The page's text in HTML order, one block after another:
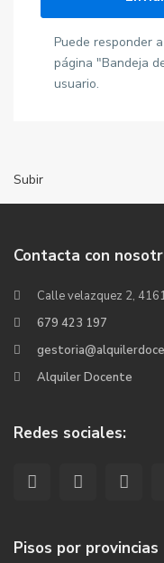
Puede responder
página "Bandeja
usuario.
Subir
Contacta con
Calle velazquez 2,
679 423 197
Alquiler Docente
Redes sociales:
Pisos por provincias